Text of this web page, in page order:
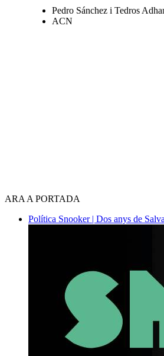
Pedro Sánchez i Tedros
ACN
ARA A PORTADA
Política Snooker | Dos anys de